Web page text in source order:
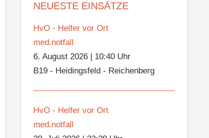
NEUESTE EINSÄTZE
HvO - Helfer vor Ort
med.notfall
6. August 2026
10:40 Uhr
B19 - Heidingsfeld - Reichenberg
HvO - Helfer vor Ort
med.notfall